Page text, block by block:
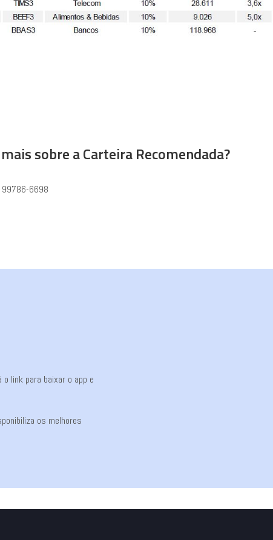
sobre a Carteira Recomendada?
6698
link para baixar o app e
os melhores